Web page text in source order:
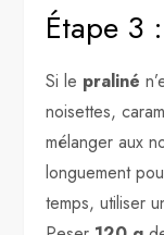
Étape 3 :
Si le praliné
noisettes,
mélanger aux
longuement
temps, utiliser